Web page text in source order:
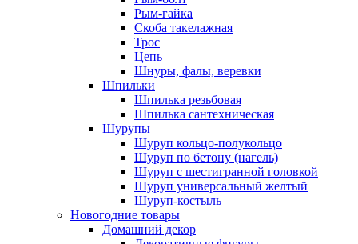
Рым-гайка
Скоба такелажная
Трос
Цепь
Шнуры, фалы, веревки
Шпильки
Шпилька резьбовая
Шпилька сантехническая
Шурупы
Шуруп кольцо-полукольцо
Шуруп по бетону (нагель)
Шуруп с шестигранной головкой
Шуруп универсальный желтый
Шуруп-костыль
Новогодние товары
Домашний декор